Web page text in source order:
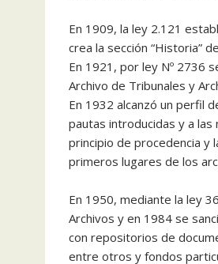
En 1909, la ley 2.121
crea la sección “Historia”
En 1921, por ley Nº 2736
Archivo de Tribunales y
En 1932 alcanzó un perfil
pautas introducidas y a
principio de procedencia y
primeros lugares de los
En 1950, mediante la ley
Archivos y en 1984 se
con repositorios de
entre otros y fondos